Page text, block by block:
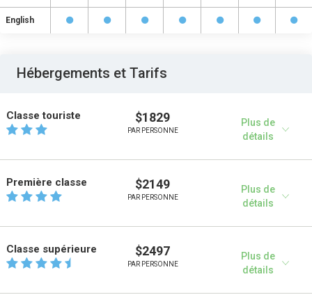
English
Hébergements et Tarifs
Classe touriste $1829
PAR PERSONNE
Plus de
détails
Première classe $2149
PAR PERSONNE
Plus de
détails
Classe supérieure $2497
PAR PERSONNE
Plus de
détails